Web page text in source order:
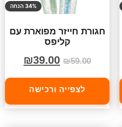
34% הנחה
חגורת חייזר מפוארת עם
קליפס
₪59.00
₪39.00
לצפייה ורכישה